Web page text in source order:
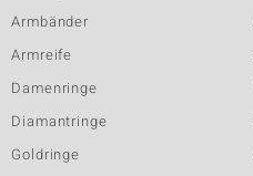
Armbänder
Armreife
Damenringe
Diamantringe
Goldringe